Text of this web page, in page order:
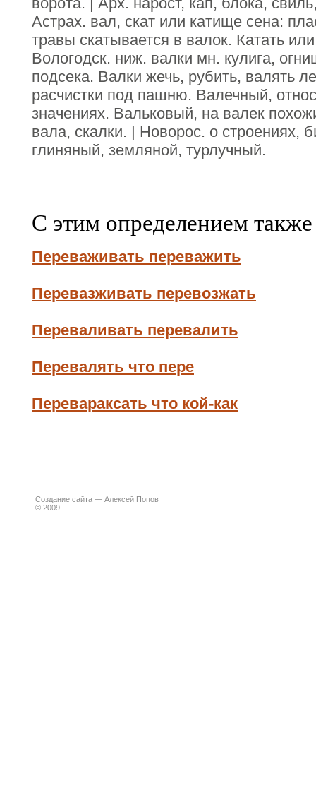
Астрах. вал, скат или катище сена:
травы скатывается в валок. Катать
Вологодск. ниж. валки мн. кулига,
подсека. Валки жечь, рубить, валять
расчистки под пашню. Валечный,
значениях. Вальковый, на валек
вала, скалки. | Новорос. о строениях,
глиняный, земляной, турлучный.
С этим определением
Переваживать переважить
Перевазживать перевозжать
Переваливать перевалить
Перевалять что пере
Перевараксать что кой-как
Создание сайта — Алексей Попов
© 2009